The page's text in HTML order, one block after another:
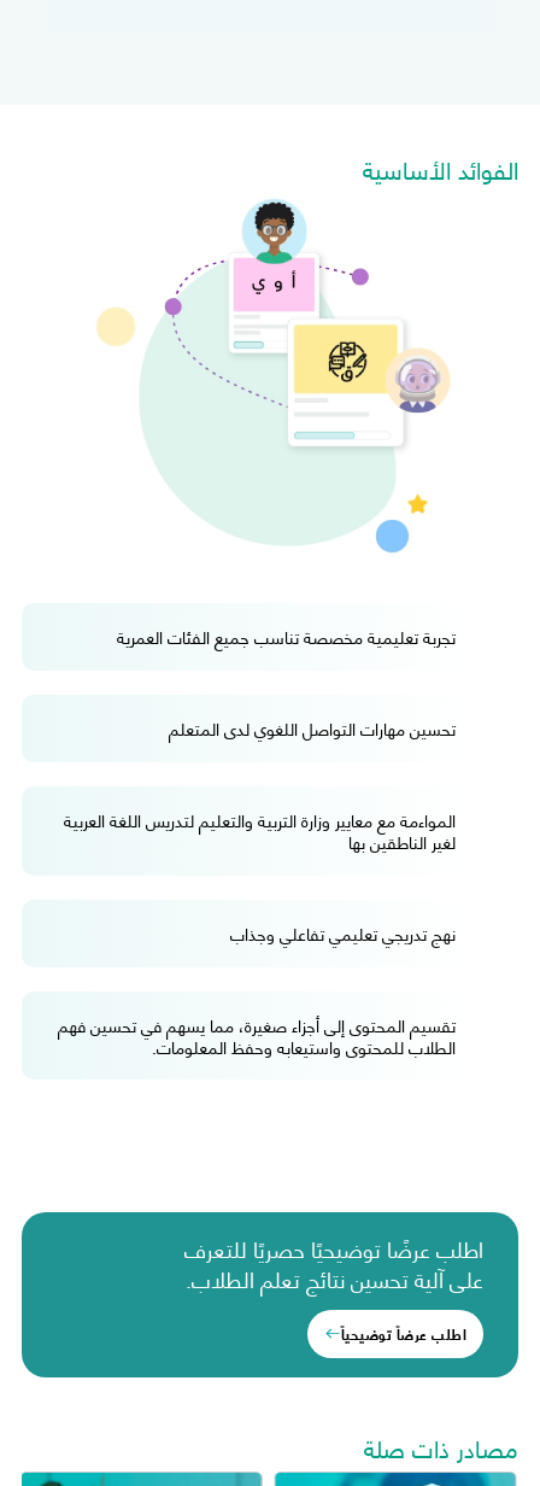
الفوائد الأساسية
تجربة تعليمية مخصصة تناسب جميع الفئات العمرية
تحسين مهارات التواصل اللغوي لدى المتعلم
المواءمة مع معايير وزارة التربية والتعليم لتدريس اللغة العربية
لغير الناطقين بها
نهج تدريجي تعليمي تفاعلي وجذاب
تقسيم المحتوى إلى أجزاء صغيرة، مما يسهم في تحسين فهم
الطلاب للمحتوى واستيعابه وحفظ المعلومات.
اطلب عرضًا توضيحيًا حصريًا للتعرف
على آلية تحسين نتائج تعلم الطلاب.
اطلب عرضاً توضيحياً
مصادر ذات صلة